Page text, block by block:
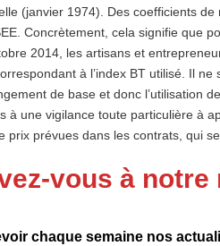
(janvier 1974). Des coefficients
Concrètement, cela signifie que
2014, les artisans et
à l’index BT utilisé. Il
de base et donc
à une vigilance toute particulière à
prix prévues dans les contrats, qui
vous à notre
chaque semaine nos